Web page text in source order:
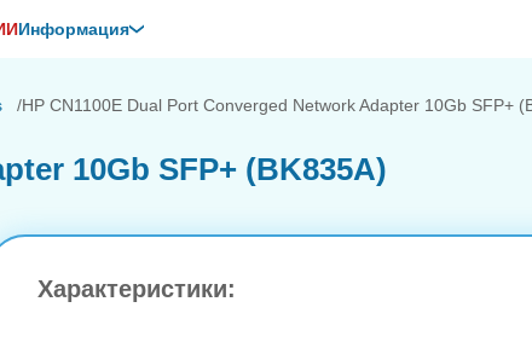
Информация
HP CN1100E Dual Port Converged Network Adapter 10Gb SFP+
10Gb SFP+ (BK835A)
Характеристики: